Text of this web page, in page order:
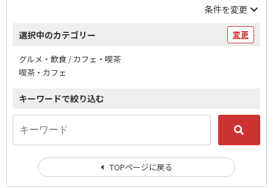
条件を変更
選択中のカテゴリー 変更
グルメ・飲食 / カフェ・喫茶
喫茶・カフェ
キーワードで絞り込む
TOPページに戻る